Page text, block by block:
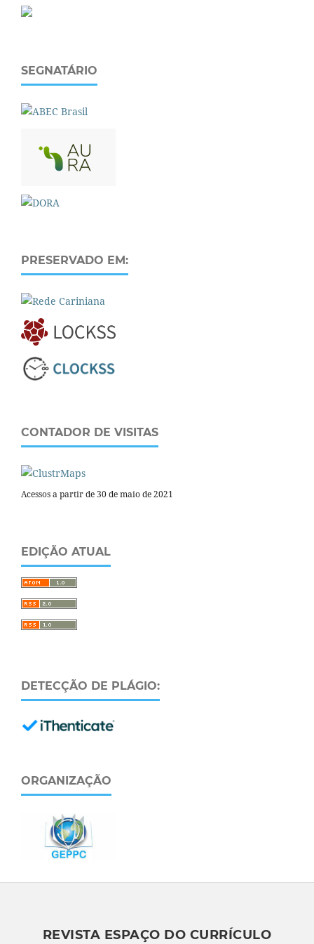
SEGNATÁRIO
PRESERVADO EM:
CONTADOR DE VISITAS
Acessos a partir de 30 de maio de 2021
EDIÇÃO ATUAL
DETECÇÃO DE PLÁGIO:
ORGANIZAÇÃO
REVISTA ESPAÇO DO CURRÍCULO